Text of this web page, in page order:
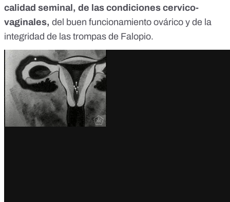
calidad seminal, de las condiciones cervico-
vaginales, del buen funcionamiento ovárico y de la
integridad de las trompas de Falopio.